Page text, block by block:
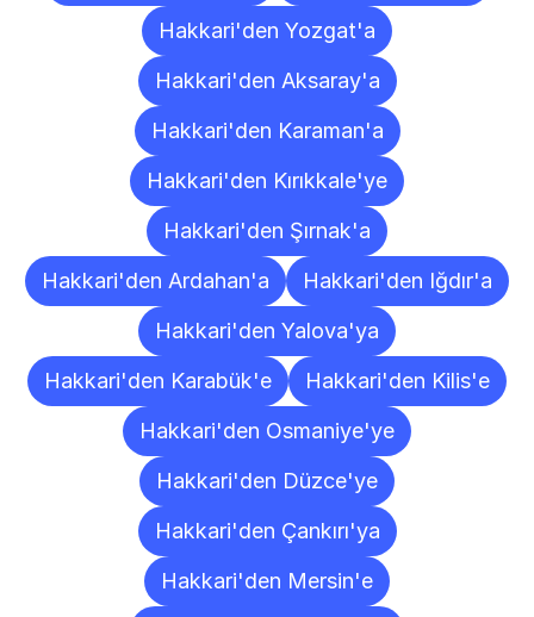
Hakkari'den Yozgat'a
Hakkari'den Aksaray'a
Hakkari'den Karaman'a
Hakkari'den Kırıkkale'ye
Hakkari'den Şırnak'a
Hakkari'den Ardahan'a
Hakkari'den Iğdır'a
Hakkari'den Yalova'ya
Hakkari'den Karabük'e
Hakkari'den Kilis'e
Hakkari'den Osmaniye'ye
Hakkari'den Düzce'ye
Hakkari'den Çankırı'ya
Hakkari'den Mersin'e